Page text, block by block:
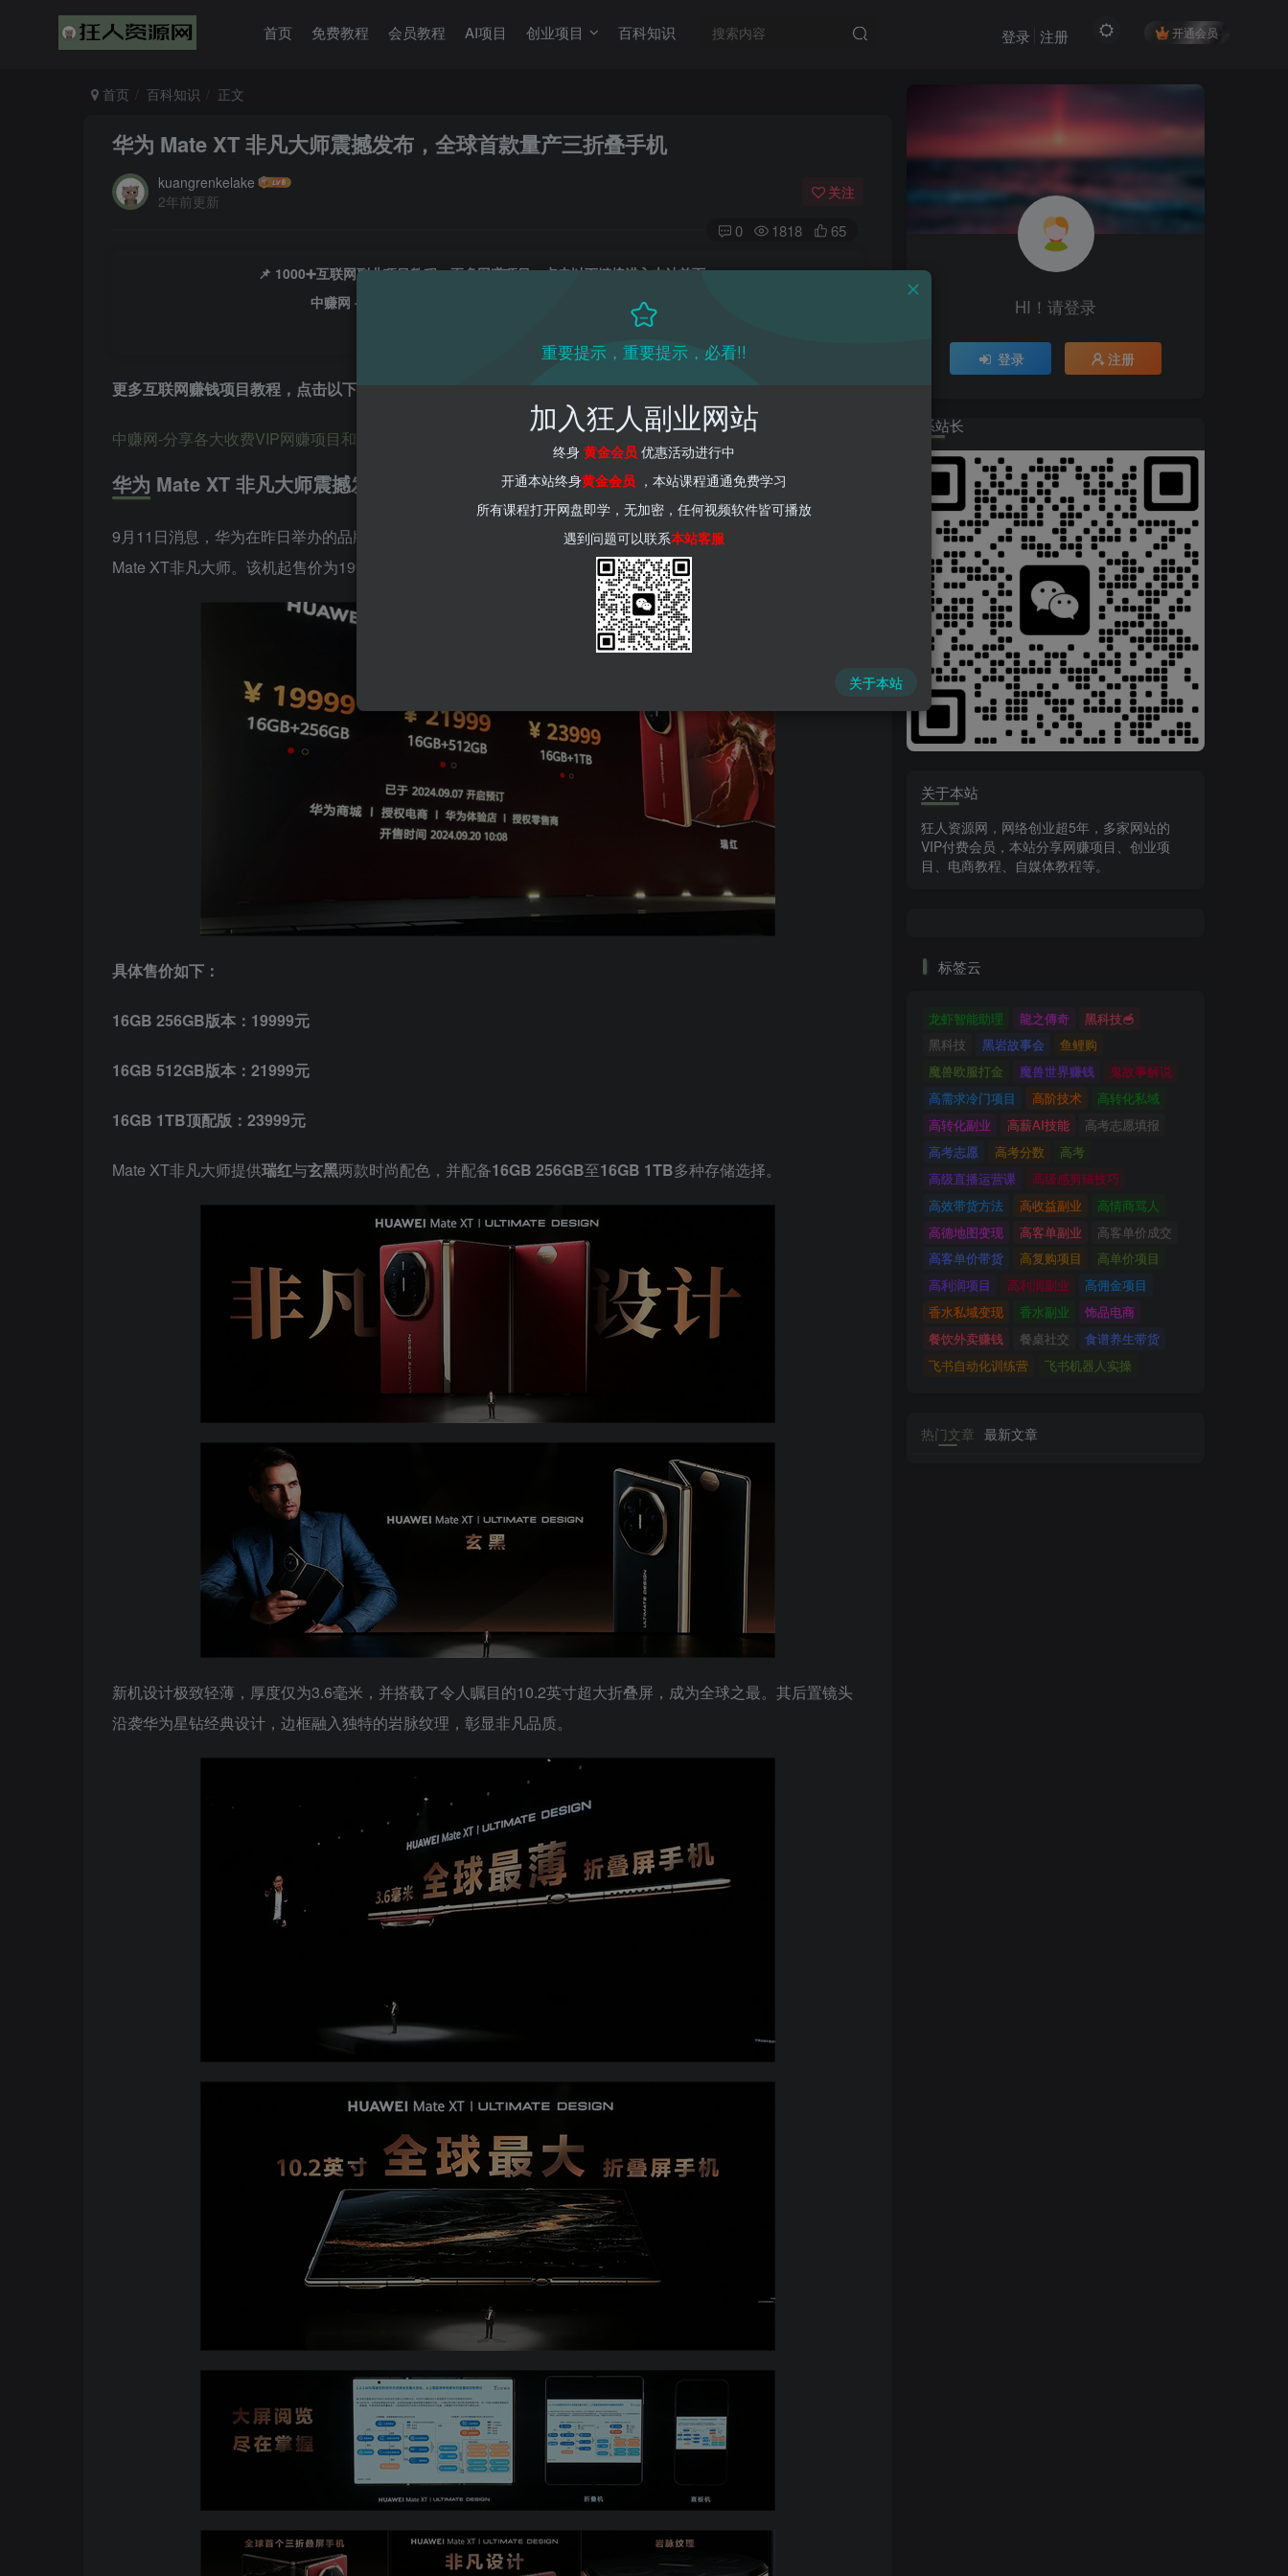
首页 免费教程 会员教程 AI项目 创业项目 百科知识 开通会员
登录 注册
首页 百科知识 正文
华为 Mate XT 非凡大师震撼发布，全球首款量产三折叠手机
kuangrenkelake
2年前更新
关注
0 1818 65
📌 1000➕互联网副业项目教程，更多网赚项目，点击以下链接进入本站首页：
中赚网 - 分享各大收费VIP网赚项目和创业教程 - 狂人资源网
更多互联网赚钱项目教程，点击以下链接进入本站首页
中赚网-分享各大收费VIP网赚项目和创业教程-狂人资源网 (kr-ai-tool.com)
华为 Mate XT 非凡大师震撼发布，全球首款量产三折叠手机
9月11日消息，华为在昨日举办的品牌盛典及鸿蒙新品发布会上，隆重推出了全球首款量产的三折叠手机——
Mate XT非凡大师。该机起售价为19999元，并将于9月20日10:08分正式开启销售。
具体售价如下：
16GB 256GB版本：19999元
16GB 512GB版本：21999元
16GB 1TB顶配版：23999元
Mate XT非凡大师提供瑞红与玄黑两款时尚配色，并配备16GB 256GB至16GB 1TB多种存储选择。
新机设计极致轻薄，厚度仅为3.6毫米，并搭载了令人瞩目的10.2英寸超大折叠屏，成为全球之最。其后置镜头
沿袭华为星钻经典设计，边框融入独特的岩脉纹理，彰显非凡品质。
HI！请登录
登录 注册
HI！请登录
登录 注册
联系站长
关于本站
狂人资源网，网络创业超5年，多家网站的
VIP付费会员，本站分享网赚项目、创业项
目、电商教程、自媒体教程等。
标签云
龙虾智能助理 龍之傳奇
黑科技🥣
黑科技
黑岩故事会
鱼鲤购
魔兽欧服打金
魔兽世界赚钱
鬼故事解说
高需求冷门项目
高阶技术
高转化私域
高转化副业
高薪AI技能
高考志愿填报
高考志愿
高考分数
高考
高级直播运营课
高级感剪辑技巧
高效带货方法
高收益副业
高情商骂人
高德地图变现
高客单副业
高客单价成交
高客单价带货
高复购项目
高单价项目
高利润项目
高利润副业
高佣金项目
香水私域变现
香水副业
饰品电商
餐饮外卖赚钱
餐桌社交
食谱养生带货
飞书自动化训练营
飞书机器人实操
热门文章 最新文章
重要提示，重要提示，必看!!
加入狂人副业网站
终身 黄金会员 优惠活动进行中
开通本站终身黄金会员 ，本站课程通通免费学习
所有课程打开网盘即学，无加密，任何视频软件皆可播放
遇到问题可以联系本站客服
关于本站